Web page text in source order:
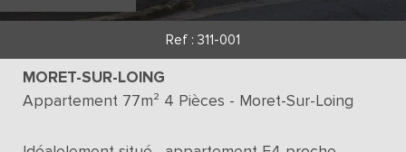
Ref : 311-001
MORET-SUR-LOING
Appartement 77m² 4 Pièces - Moret-Sur-Loing